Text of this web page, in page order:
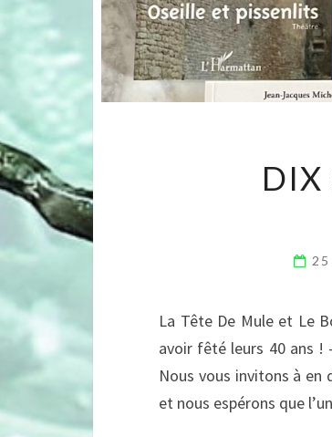
DIX
La Tête De Mule et Le
avoir fêté leurs 40 ans !
Nous vous invitons à en
et nous espérons que